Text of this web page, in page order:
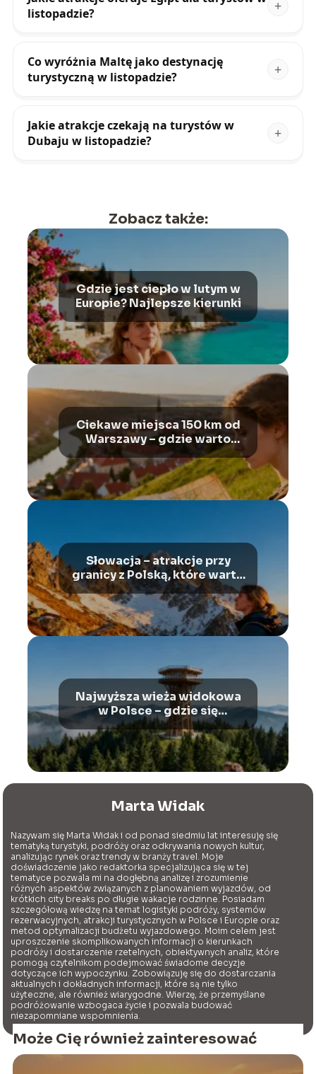
listopadzie?
Co wyróżnia Maltę jako destynację
turystyczną w listopadzie?
Jakie atrakcje czekają na turystów w
Dubaju w listopadzie?
Zobacz także:
Gdzie jest ciepło w lutym w
Europie? Najlepsze kierunki
Ciekawe miejsca 150 km od
Warszawy – gdzie warto
pojechać?
Słowacja – atrakcje przy
granicy z Polską, które warto
zobaczyć
Najwyższa wieża widokowa
w Polsce – gdzie się
znajduje?
Marta Widak
Nazywam się Marta Widak i od ponad siedmiu lat interesuję się
tematyką turystyki, podróży oraz odkrywania nowych kultur,
analizując rynek oraz trendy w branży travel. Moje
doświadczenie jako redaktorka specjalizująca się w tej
tematyce pozwala mi na dogłębną analizę i zrozumienie
różnych aspektów związanych z planowaniem wyjazdów, od
krótkich city breaks po długie wakacje rodzinne. Posiadam
szczegółową wiedzę na temat logistyki podróży, systemów
rezerwacyjnych, atrakcji turystycznych w Polsce i Europie oraz
metod optymalizacji budżetu wyjazdowego. Moim celem jest
uproszczenie skomplikowanych informacji o kierunkach
podróży i dostarczenie rzetelnych, obiektywnych analiz, które
pomogą czytelnikom podejmować świadome decyzje
dotyczące ich wypoczynku. Zobowiązuję się do dostarczania
aktualnych i dokładnych informacji, które są nie tylko
użyteczne, ale również wiarygodne. Wierzę, że przemyślane
podróżowanie wzbogaca życie i pozwala budować
niezapomniane wspomnienia.
Może Cię również zainteresować